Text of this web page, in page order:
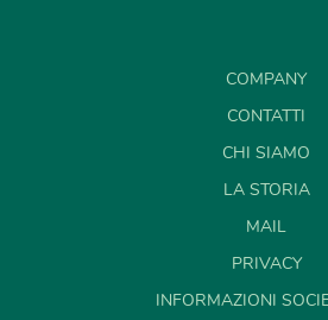
COMPANY
CONTATTI
CHI SIAMO
LA STORIA
MAIL
PRIVACY
INFORMAZIONI